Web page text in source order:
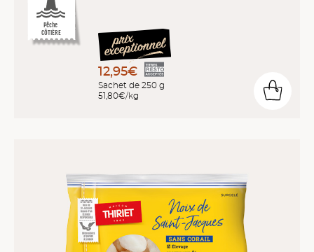
Pêche
CÔTIÈRE
12,95€
Sachet de 250 g
51,80€/kg